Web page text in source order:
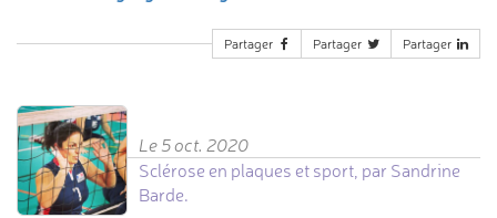
Partager Partager Partager
Le 5 oct. 2020
Sclérose en plaques et sport, par Sandrine
Barde.